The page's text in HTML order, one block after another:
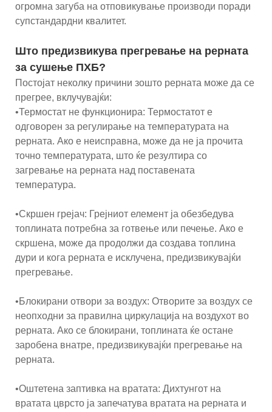
огромна загуба на отповикување производи поради
супстандардни квалитет.
Што предизвикува прегревање на рерната
за сушење ПХБ?
Постојат неколку причини зошто рерната може да се
прегрее, вклучувајќи:
•Термостат не функционира: Термостатот е
одговорен за регулирање на температурата на
рерната. Ако е неисправна, може да не ја прочита
точно температурата, што ќе резултира со
загревање на рерната над поставената
температура.
•Скршен грејач: Грејниот елемент ја обезбедува
топлината потребна за готвење или печење. Ако е
скршена, може да продолжи да создава топлина
дури и кога рерната е исклучена, предизвикувајќи
прегревање.
•Блокирани отвори за воздух: Отворите за воздух се
неопходни за правилна циркулација на воздухот во
рерната. Ако се блокирани, топлината ќе остане
заробена внатре, предизвикувајќи прегревање на
рерната.
•Оштетена заптивка на вратата: Дихтунгот на
вратата цврсто ја запечатува вратата на рерната и